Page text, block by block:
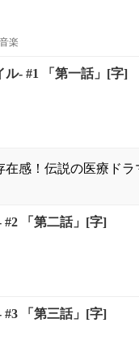
楽
- #1 「第一話」[字]
感！伝説の医療ド
「第二話」[字]
「第三話」[字]